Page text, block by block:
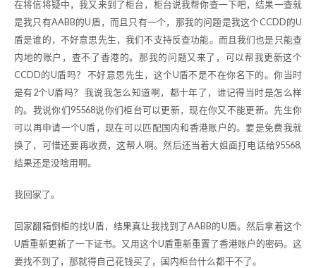
在将信将疑中，我又来到了柜台，柜台说我帮你查一下吧，结果一查就
是我只有AABB的U盾，而且只有一个，那我的问题是我这个CCDD的U
盾是谁的，不好意思先生，我们不支持反查功能。而且我们也是只能查
内地的账户，查不了香港的。那我的问题又来了，可以帮我更新这个
CCDD的U盾吗？ 不好意思先生，这个U盾不是不在你名下的。你当时
是有2个U盾吗？ 我说我怎么知道啊，都十年了，谁记得当时是怎么样
的。我说你们95568说你们柜台可以更新，现在你又不能更新。先生你
可以再申请一个U盾，现在可以匹配国内和香港账户的。要是免费我就
换了，可惜还要再收费，这帮人啊。然后还当着大姐面打电话给95568,
结果还是没啥用啊。
我回家了。
回家翻箱倒柜的找U盾，结果真让我找到了AABB的U盾。然后拿着这个
U盾重新更新了一下证书。又用这个U盾重新重置了香港账户的密码。这
要找不到了，那就得自己花钱买了，国内柜台什么都干不了。